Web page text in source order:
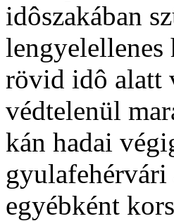
idôszakában
rövid idô alatt
védtelenül
kán hadai
gyulafehérvári
egyébként